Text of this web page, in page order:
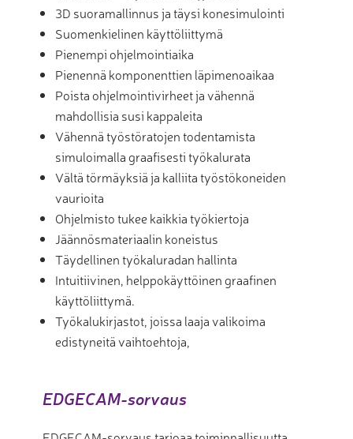
3D suoramallinnus ja täysi konesimulointi
Suomenkielinen käyttöliittymä
Pienempi ohjelmointiaika
Pienennä komponenttien läpimenoaikaa
Poista ohjelmointivirheet ja vähennä
mahdollisia susi kappaleita
Vähennä työstöratojen todentamista
simuloimalla graafisesti työkalurata
Vältä törmäyksiä ja kalliita työstökoneiden
vaurioita
Ohjelmisto tukee kaikkia työkiertoja
Jäännösmateriaalin koneistus
Täydellinen työkaluradan hallinta
Intuitiivinen, helppokäyttöinen graafinen
käyttöliittymä.
Työkalukirjastot, joissa laaja valikoima
edistyneitä vaihtoehtoja,
EDGECAM-sorvaus